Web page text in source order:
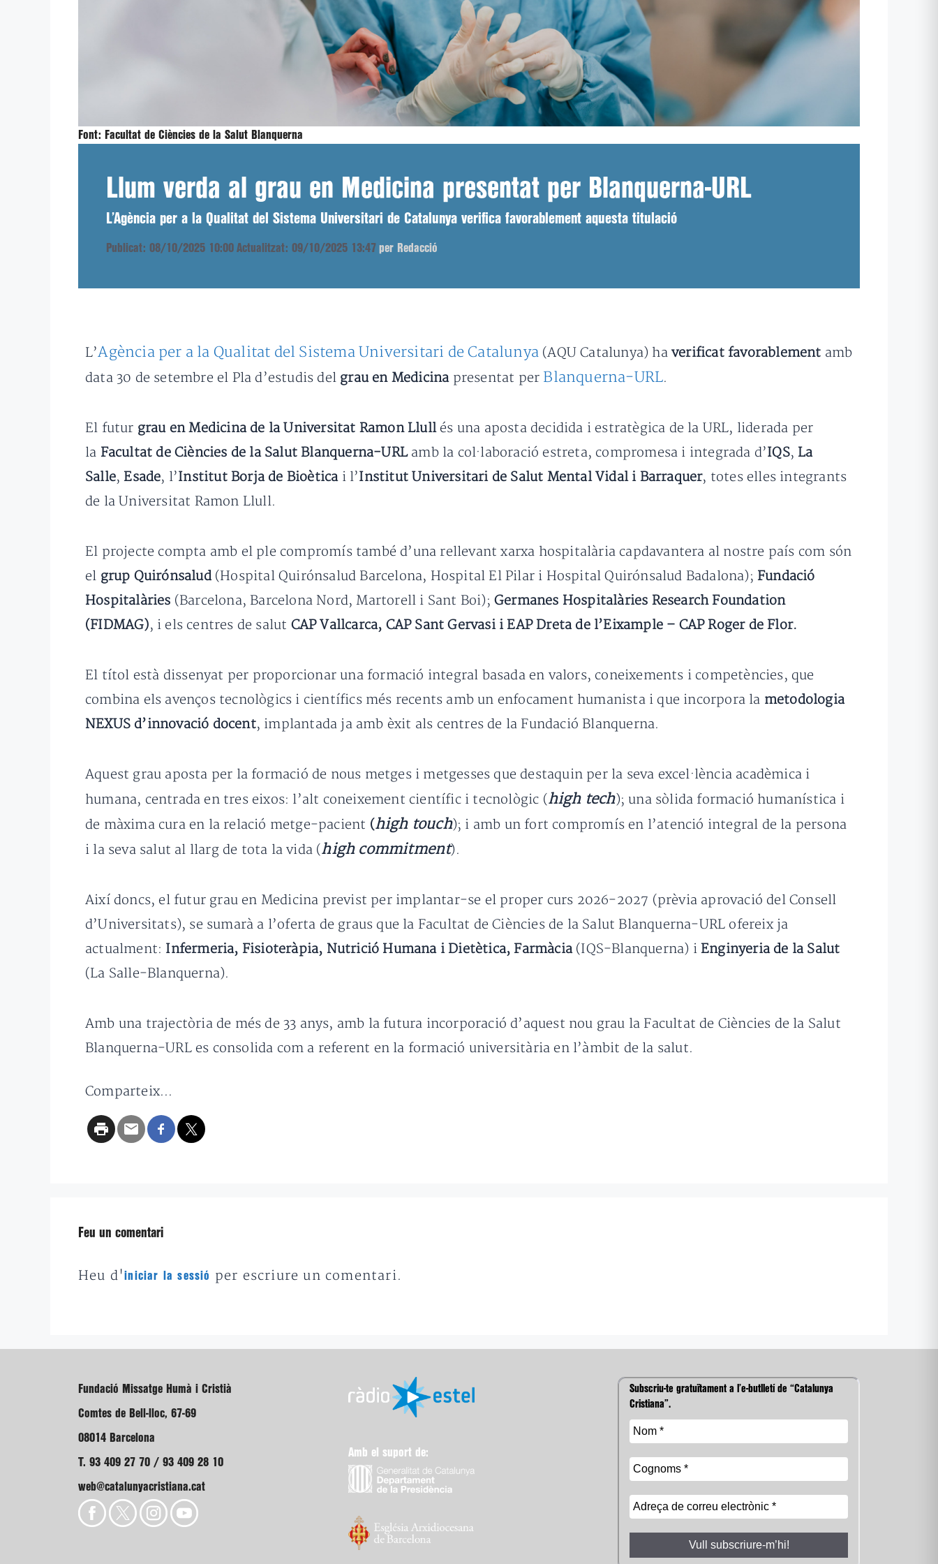
Font: Facultat de Ciències de la Salut Blanquerna
Llum verda al grau en Medicina presentat per Blanquerna-URL
L’Agència per a la Qualitat del Sistema Universitari de Catalunya verifica favorablement aquesta titulació
Publicat: 08/10/2025 10:00 Actualitzat: 09/10/2025 13:47 per Redacció
L’Agència per a la Qualitat del Sistema Universitari de Catalunya (AQU Catalunya) haverificat favorablement amb
data 30 de setembre el Pla d’estudis del grau en Medicina presentat per Blanquerna-URL.
El futur grau en Medicina de la Universitat Ramon Llullés una aposta decidida i estratègica de la URL, liderada per
la Facultat de Ciències de la Salut Blanquerna-URL amb la col·laboració estreta, compromesa i integrada d’IQS, La
Salle,Esade, l’Institut Borja de Bioètica i l’Institut Universitari de Salut Mental Vidal i Barraquer, totes elles integrants
de la Universitat Ramon Llull.
El projecte compta amb el ple compromís també d’una rellevant xarxa hospitalària capdavantera al nostre país com són
el grup Quirónsalud (Hospital Quirónsalud Barcelona, Hospital El Pilar i Hospital Quirónsalud Badalona); Fundació
Hospitalàries (Barcelona, Barcelona Nord, Martorell i Sant Boi); Germanes Hospitalàries Research Foundation
(FIDMAG), i els centres de salut CAP Vallcarca, CAP Sant Gervasi i EAP Dreta de l’Eixample – CAP Roger de Flor.
El títol està dissenyat per proporcionar una formació integral basada en valors, coneixements i competències, que
combina els avenços tecnològics i científics més recents amb un enfocament humanista i que incorpora la metodologia
NEXUS d’innovació docent, implantada ja amb èxit als centres de la Fundació Blanquerna.
Aquest grau aposta per la formació de nous metges i metgesses que destaquin per la seva excel·lència acadèmica i
humana, centrada en tres eixos: l’alt coneixement científic i tecnològic (high tech); una sòlida formació humanística i
de màxima cura en la relació metge-pacient (high touch); i amb un fort compromís en l’atenció integral de la persona
i la seva salut al llarg de tota la vida (high commitment).
Així doncs, el futur grau en Medicina previst per implantar-se el proper curs 2026-2027 (prèvia aprovació del Consell
d’Universitats), se sumarà a l’oferta de graus que la Facultat de Ciències de la Salut Blanquerna-URL ofereix ja
actualment: Infermeria, Fisioteràpia, Nutrició Humana i Dietètica, Farmàcia (IQS-Blanquerna) iEnginyeria de la Salut
(La Salle-Blanquerna).
Amb una trajectòria de més de 33 anys, amb la futura incorporació d’aquest nou grau la Facultat de Ciències de la Salut
Blanquerna-URL es consolida com a referent en la formació universitària en l’àmbit de la salut.
Comparteix...
Feu un comentari
Heu d'iniciar la sessió per escriure un comentari.
Fundació Missatge Humà i Cristià
Comtes de Bell-lloc, 67-69
08014 Barcelona
T. 93 409 27 70 / 93 409 28 10
web@catalunyacristiana.cat
Amb el suport de:
Subscriu-te gratuïtament a l’e-butlletí de “Catalunya
Cristiana”.